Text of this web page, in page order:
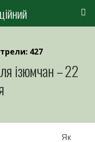
427
ізюмчан – 22
Як